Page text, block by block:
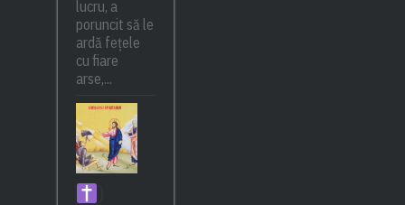
lucru, a
poruncit să le
ardă fețele
cu fiare
arse,...